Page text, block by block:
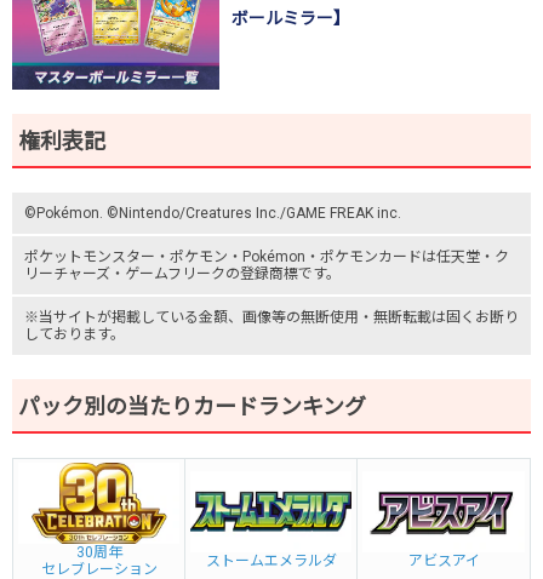
ボールミラー】
権利表記
©Pokémon. ©Nintendo/Creatures Inc./GAME FREAK inc.
ポケットモンスター ・ポケモン・Pokémon・ ポケモンカードは任天堂・ ク
リーチャーズ ・ ゲームフリークの登録商標です。
※当サイトが掲載している金額、画像等の無断使用・無断転載は固くお断り
しております。
パック別の当たりカードランキング
30周年
セレブレーション
ストームエメラルダ アビスアイ